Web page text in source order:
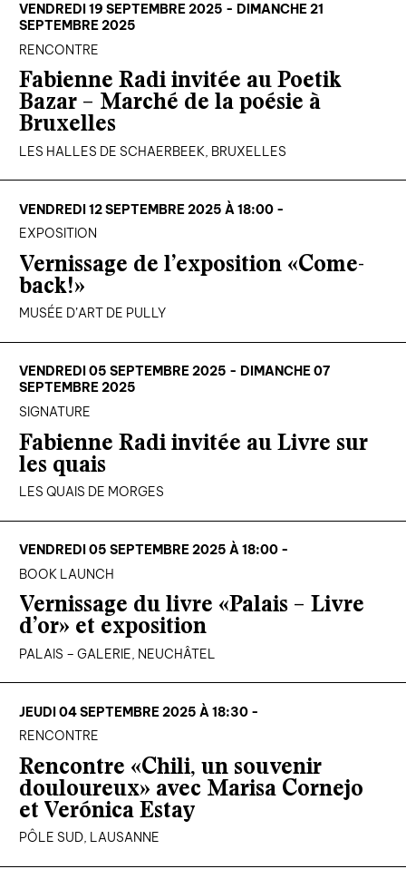
VENDREDI 19 SEPTEMBRE 2025 - DIMANCHE 21
SEPTEMBRE 2025
RENCONTRE
Fabienne Radi invitée au Poetik
Bazar – Marché de la poésie à
Bruxelles
LES HALLES DE SCHAERBEEK, BRUXELLES
VENDREDI 12 SEPTEMBRE 2025 À 18:00 -
EXPOSITION
Vernissage de l’exposition «Come-
back!»
MUSÉE D’ART DE PULLY
VENDREDI 05 SEPTEMBRE 2025 - DIMANCHE 07
SEPTEMBRE 2025
SIGNATURE
Fabienne Radi invitée au Livre sur
les quais
LES QUAIS DE MORGES
VENDREDI 05 SEPTEMBRE 2025 À 18:00 -
BOOK LAUNCH
Vernissage du livre «Palais – Livre
d’or» et exposition
PALAIS – GALERIE, NEUCHÂTEL
JEUDI 04 SEPTEMBRE 2025 À 18:30 -
RENCONTRE
Rencontre «Chili, un souvenir
douloureux» avec Marisa Cornejo
et Verónica Estay
PÔLE SUD, LAUSANNE